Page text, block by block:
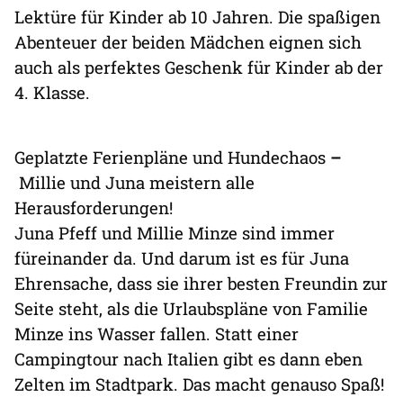
Lektüre für Kinder ab 10 Jahren. Die spaßigen
Abenteuer der beiden Mädchen eignen sich
auch als perfektes Geschenk für Kinder ab der
4. Klasse.
Geplatzte Ferienpläne und Hundechaos –
Millie und Juna meistern alle
Herausforderungen!
Juna Pfeff und Millie Minze sind immer
füreinander da. Und darum ist es für Juna
Ehrensache, dass sie ihrer besten Freundin zur
Seite steht, als die Urlaubspläne von Familie
Minze ins Wasser fallen. Statt einer
Campingtour nach Italien gibt es dann eben
Zelten im Stadtpark. Das macht genauso Spaß!